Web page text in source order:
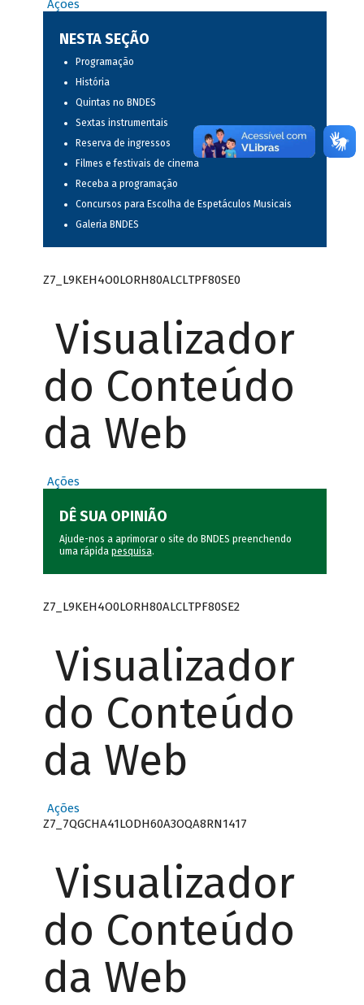
Ações
NESTA SEÇÃO
Programação
História
Quintas no BNDES
Sextas instrumentais
Reserva de ingressos
Filmes e festivais de cinema
Receba a programação
Concursos para Escolha de Espetáculos Musicais
Galeria BNDES
Z7_L9KEH4O0LORH80ALCLTPF80SE0
Visualizador
do Conteúdo
da Web
Ações
DÊ SUA OPINIÃO
Ajude-nos a aprimorar o site do BNDES preenchendo
uma rápida pesquisa.
Z7_L9KEH4O0LORH80ALCLTPF80SE2
Visualizador
do Conteúdo
da Web
Ações
Z7_7QGCHA41LODH60A3OQA8RN1417
Visualizador
do Conteúdo
da Web